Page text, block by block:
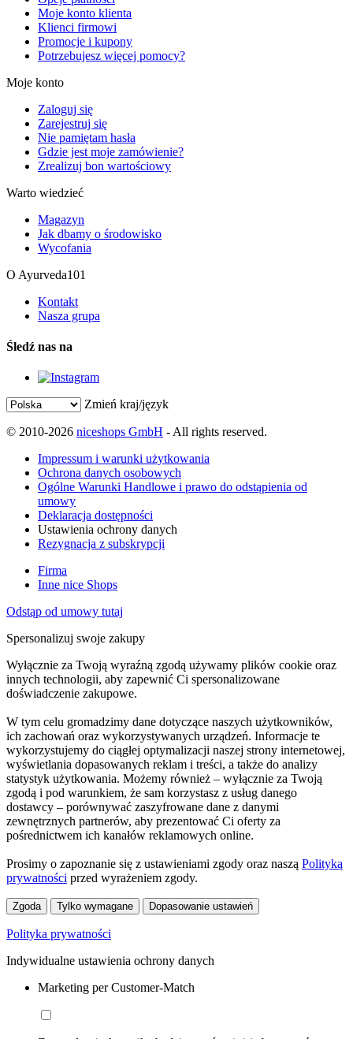
Moje konto klienta
Klienci firmowi
Promocje i kupony
Potrzebujesz więcej pomocy?
Moje konto
Zaloguj się
Zarejestruj się
Nie pamiętam hasła
Gdzie jest moje zamówienie?
Zrealizuj bon wartościowy
Warto wiedzieć
Magazyn
Jak dbamy o środowisko
Wycofania
O Ayurveda101
Kontakt
Nasza grupa
Śledź nas na
Zmień kraj/język
© 2010-2026 niceshops GmbH - All rights reserved.
Impressum i warunki użytkowania
Ochrona danych osobowych
Ogólne Warunki Handlowe i prawo do odstąpienia od
umowy
Deklaracja dostępności
Ustawienia ochrony danych
Rezygnacja z subskrypcji
Firma
Inne nice Shops
Odstąp od umowy tutaj
Spersonalizuj swoje zakupy
Wyłącznie za Twoją wyraźną zgodą używamy plików cookie oraz
innych technologii, aby zapewnić Ci spersonalizowane
doświadczenie zakupowe.
W tym celu gromadzimy dane dotyczące naszych użytkowników,
ich zachowań oraz wykorzystywanych urządzeń. Informacje te
wykorzystujemy do ciągłej optymalizacji naszej strony internetowej,
wyświetlania dopasowanych reklam i treści, a także do analizy
statystyk użytkowania. Możemy również – wyłącznie za Twoją
zgodą i pod warunkiem, że sam korzystasz z usług danego
dostawcy – porównywać zaszyfrowane dane z danymi
zewnętrznych partnerów, aby prezentować Ci oferty za
pośrednictwem ich kanałów reklamowych online.
Prosimy o zapoznanie się z ustawieniami zgody oraz naszą Polityką
prywatności przed wyrażeniem zgody.
Zgoda Tylko wymagane Dopasowanie ustawień
Polityka prywatności
Indywidualne ustawienia ochrony danych
Marketing per Customer-Match